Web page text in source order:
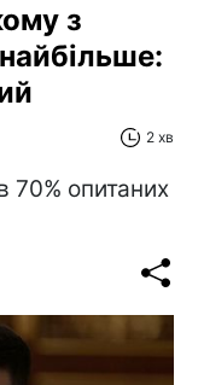
з
2 хв
70% опитаних